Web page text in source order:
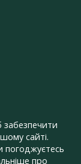
сайті.
погоджуєтесь
про